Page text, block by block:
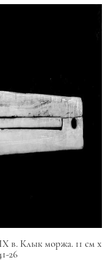
в. Клык моржа. 11 см х
26